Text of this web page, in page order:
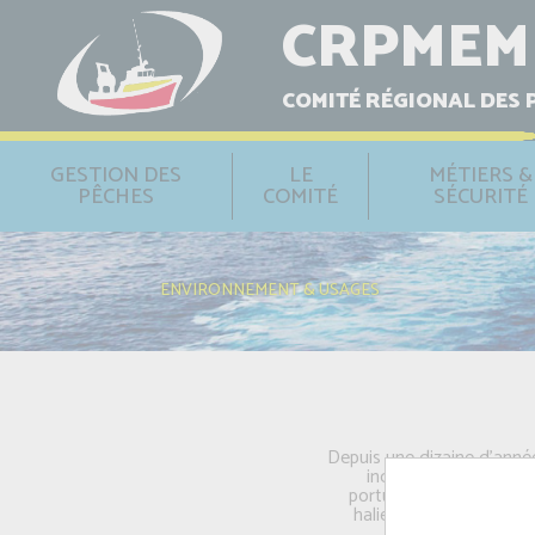
CRPMEM
COMITÉ RÉGIONAL DES
GESTION DES
PÊCHES
LE
COMITÉ
MÉTIERS &
SÉCURITÉ
ENVIRONNEMENT & USAGES
Depuis une dizaine
industriels (éoliens,
portuaires…) et au
halieutique, marine